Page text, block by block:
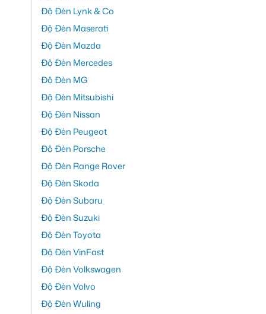
Độ Đèn Lynk & Co
Độ Đèn Maserati
Độ Đèn Mazda
Độ Đèn Mercedes
Độ Đèn MG
Độ Đèn Mitsubishi
Độ Đèn Nissan
Độ Đèn Peugeot
Độ Đèn Porsche
Độ Đèn Range Rover
Độ Đèn Skoda
Độ Đèn Subaru
Độ Đèn Suzuki
Độ Đèn Toyota
Độ Đèn VinFast
Độ Đèn Volkswagen
Độ Đèn Volvo
Độ Đèn Wuling